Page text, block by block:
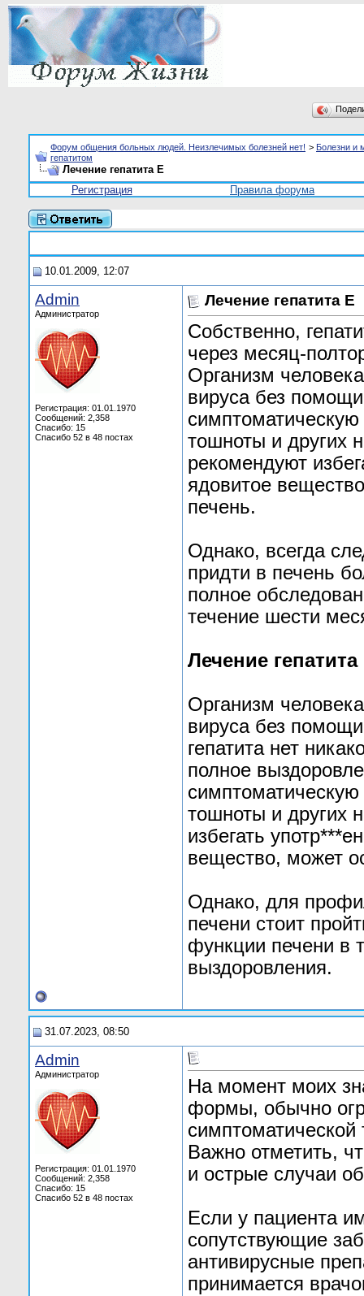
Форум общения больных людей. Неизлечимых болезней нет! > Болезни и
гепатитом
Лечение гепатита E
Регистрация
Правила форума
10.01.2009, 12:07
Admin
Администратор
Регистрация: 01.01.1970
Сообщений: 2,358
Спасибо: 15
Спасибо 52 в 48 постах
Лечение гепатита E
Собственно,
через месяц-
Организм
вируса без
тошноты и других
рекомендуют
ядовитое
печень.
Однако, всегда
придти в печень
полное
течение шести
Лечение гепатита
Организм
вируса без
гепатита нет
полное
тошноты и других
избегать
вещество, может
Однако, для
печени стоит
функции печени в
выздоровления.
31.07.2023, 08:50
Admin
Администратор
Регистрация: 01.01.1970
Сообщений: 2,358
Спасибо: 15
Спасибо 52 в 48 постах
На момент моих
формы, обычно
Важно отметить,
и острые случаи
Если у пациента
сопутствующие
антивирусные
принимается